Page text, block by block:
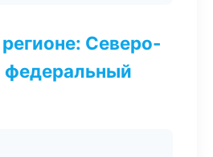
Северо-
федеральный